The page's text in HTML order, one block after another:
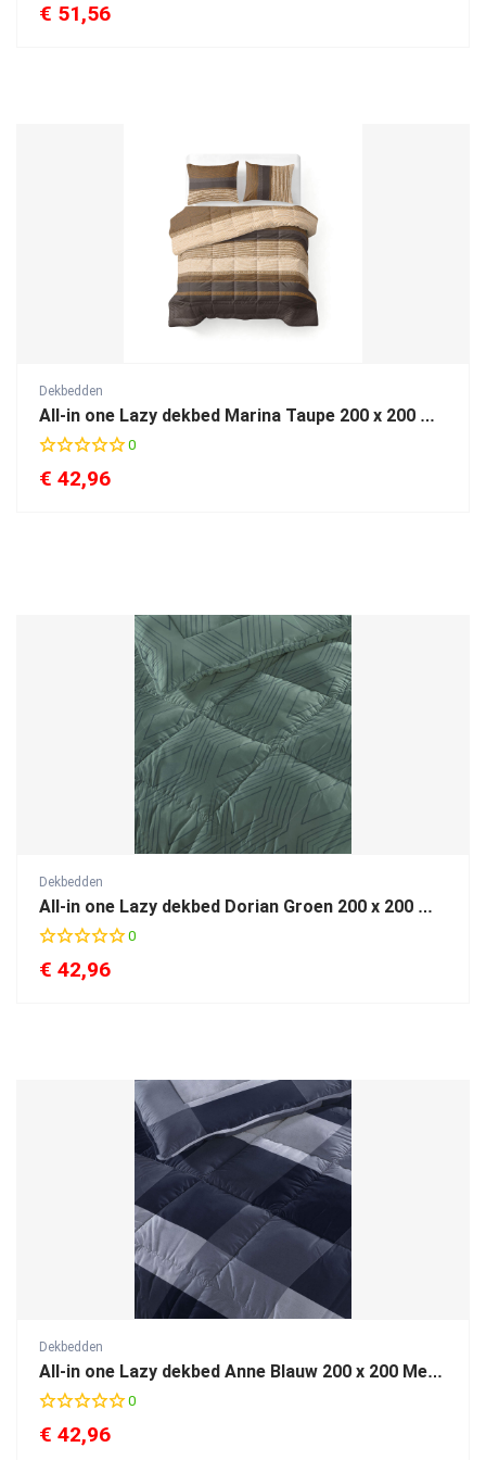
€ 51,56
Dekbedden
All-in one Lazy dekbed Marina Taupe 200 x 200 Met Kussenslopen
0
€ 42,96
Dekbedden
All-in one Lazy dekbed Dorian Groen 200 x 200 Met Kussenslopen
0
€ 42,96
Dekbedden
All-in one Lazy dekbed Anne Blauw 200 x 200 Met Kussenslopen
0
€ 42,96